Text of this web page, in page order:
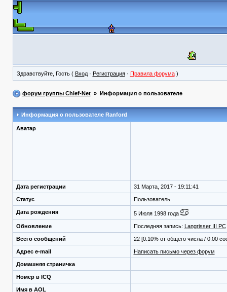
Здравствуйте, Гость ( Вход· Регистрация· Правила форума)
форум группы Chief-Net» Информация о пользователе
Информация о пользователе Ranford
Аватар
Дата регистрации 31 Марта, 2017 - 19:11:41
Статус Пользователь
Дата рождения 5 Июля 1998 года
Обновление Последняя запись: Langrisser III PC
Всего сообщений 22 [0.10% от общего числа / 0.00
Адрес e-mail Написать письмо через форум
Домашняя страничка
Номер в ICQ
Имя в AOL